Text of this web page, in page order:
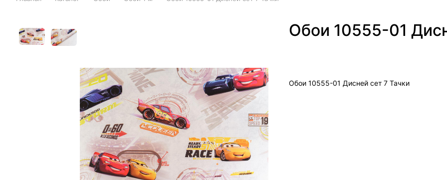
Обои 10555-01
Обои 10555-01 Дисней сет 7 Тачки